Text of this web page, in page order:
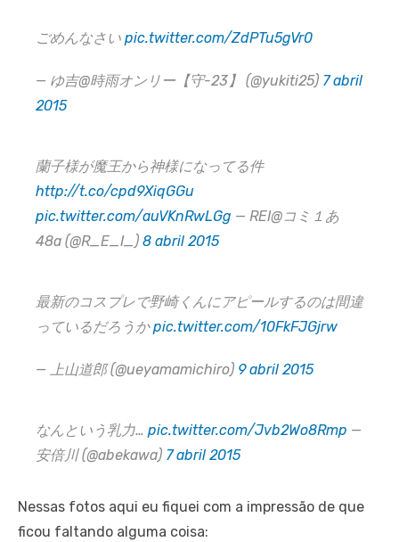
ごめんなさい pic.twitter.com/ZdPTu5gVr0
— ゆ吉@時雨オンリー【守-23】 (@yukiti25) 7 abril
2015
蘭子様が魔王から神様になってる件
http://t.co/cpd9XiqGGu
pic.twitter.com/auVKnRwLGg — REI@コミ１あ
48a (@R_E_I_) 8 abril 2015
最新のコスプレで野崎くんにアピールするのは間違
っているだろうかpic.twitter.com/10FkFJGjrw
— 上山道郎 (@ueyamamichiro) 9 abril 2015
なんという乳力… pic.twitter.com/Jvb2Wo8Rmp —
安倍川 (@abekawa) 7 abril 2015
Nessas fotos aqui eu fiquei com a impressão de que
ficou faltando alguma coisa: